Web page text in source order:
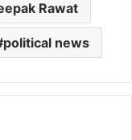
Rawat
political news